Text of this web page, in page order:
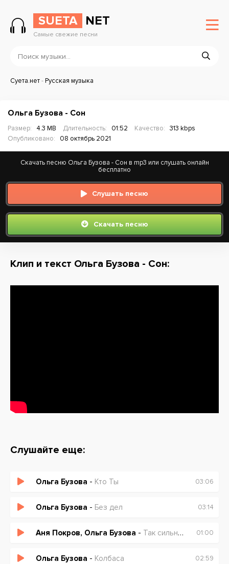
SUETA NET
Самые свежие песни
Суета.нет-Русская музыка
Ольга Бузова - Сон
Размер: 4.3 MB Длительность: 01:52 Качество:
313 kbps
Опубликовано:
08 октябрь 2021
Скачать песню Ольга Бузова - Сон в mp3 или слушать онлайн
бесплатно
Слушать песню
Скачать песню
Клип и текст Ольга Бузова - Сон:
Слушайте еще:
Ольга Бузова - Кто Ты 03:06
Ольга Бузова - Без дел 03:14
Аня Покров, Ольга Бузова - Так сильно Аня Pokrov – Так сильно (ft. Ольга Бузова) 01:00
Ольга Бузова - Колбаса 02:59